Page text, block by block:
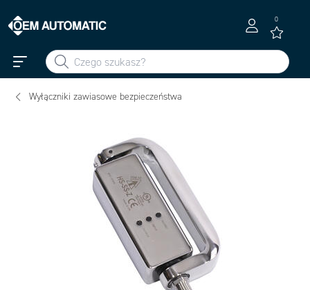
0
Wyłączniki zawiasowe bezpieczeństwa